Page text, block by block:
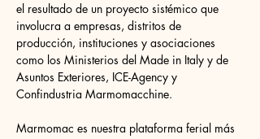
el resultado de un proyecto sistémico que
involucra a empresas, distritos de
producción, instituciones y asociaciones
como los Ministerios del Made in Italy y de
Asuntos Exteriores, ICE-Agency y
Confindustria Marmomacchine.
Marmomac es nuestra plataforma ferial más